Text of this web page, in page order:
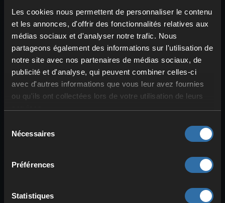
Les cookies nous permettent de personnaliser le contenu
et les annonces, d'offrir des fonctionnalités relatives aux
médias sociaux et d'analyser notre trafic. Nous
partageons également des informations sur l'utilisation de
notre site avec nos partenaires de médias sociaux, de
publicité et d'analyse, qui peuvent combiner celles-ci
avec d'autres informations que vous leur avez fournies
ou qu'ils ont collectées lors de votre utilisation de leurs
Nécessaires
Préférences
Statistiques
coordination d’équipe.
Ces missions offrent une expérience
dynamique et rejouable, qui demande de
la
coopération
. Les ruines de
Sanctuary proposent des structures
verticales et des plateformes surélevées
idéales pour des positions défensives —
corrompus.
Oasis et construction de
Extinction